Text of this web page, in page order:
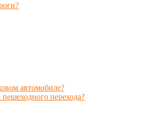
автомобиле?
перехода?